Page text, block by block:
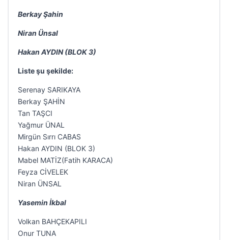
Berkay Şahin
Niran Ünsal
Hakan AYDIN (BLOK 3)
Liste şu şekilde:
Serenay SARIKAYA
Berkay ŞAHİN
Tan TAŞCI
Yağmur ÜNAL
Mirgün Sırrı CABAS
Hakan AYDIN (BLOK 3)
Mabel MATİZ(Fatih KARACA)
Feyza CİVELEK
Niran ÜNSAL
Yasemin İkbal
Volkan BAHÇEKAPILI
Onur TUNA